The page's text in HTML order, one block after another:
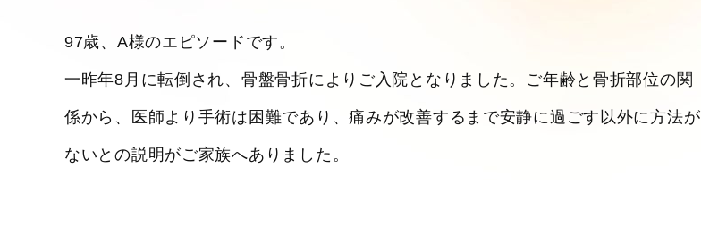
97歳、A様のエピソードです。
一昨年8月に転倒され、骨盤骨折によりご入院となりました。ご年齢と骨折部位の関
係から、医師より手術は困難であり、痛みが改善するまで安静に過ごす以外に方法が
ないとの説明がご家族へありました。